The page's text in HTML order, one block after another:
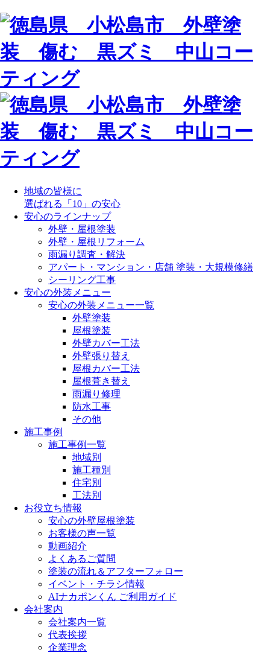
地域の皆様に
選ばれる「10」の安心
安心のラインナップ
外壁・屋根塗装
外壁・屋根リフォーム
雨漏り調査・解決
アパート・マンション・店舗 塗装・大規模修繕
シーリング工事
安心の外装メニュー
安心の外装メニュー一覧
外壁塗装
屋根塗装
外壁カバー工法
外壁張り替え
屋根カバー工法
屋根葺き替え
雨漏り修理
防水工事
その他
施工事例
施工事例一覧
地域別
施工種別
住宅別
工法別
お役立ち情報
安心の外壁屋根塗装
お客様の声一覧
動画紹介
よくあるご質問
塗装の流れ＆アフターフォロー
イベント・チラシ情報
AIナカポンくん ご利用ガイド
会社案内
会社案内一覧
代表挨拶
企業理念